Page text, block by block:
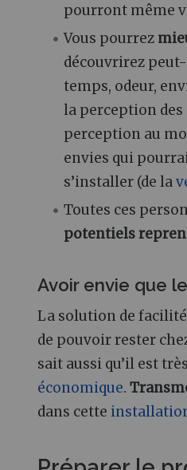
pourront même
Vous pourrez
découvrirez
temps, odeur,
la perception
perception au
envies qui
s’installer (de la
Toutes ces
potentiels
Avoir envie que
La solution de
de pouvoir rester
sait aussi qu’il est
économique.
dans cette